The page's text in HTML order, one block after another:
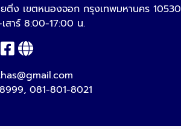
ง เขตหนองจอก กรุงเทพมหานคร 10530
สาร์ 8:00-17:00 น.
, 081-801-8021